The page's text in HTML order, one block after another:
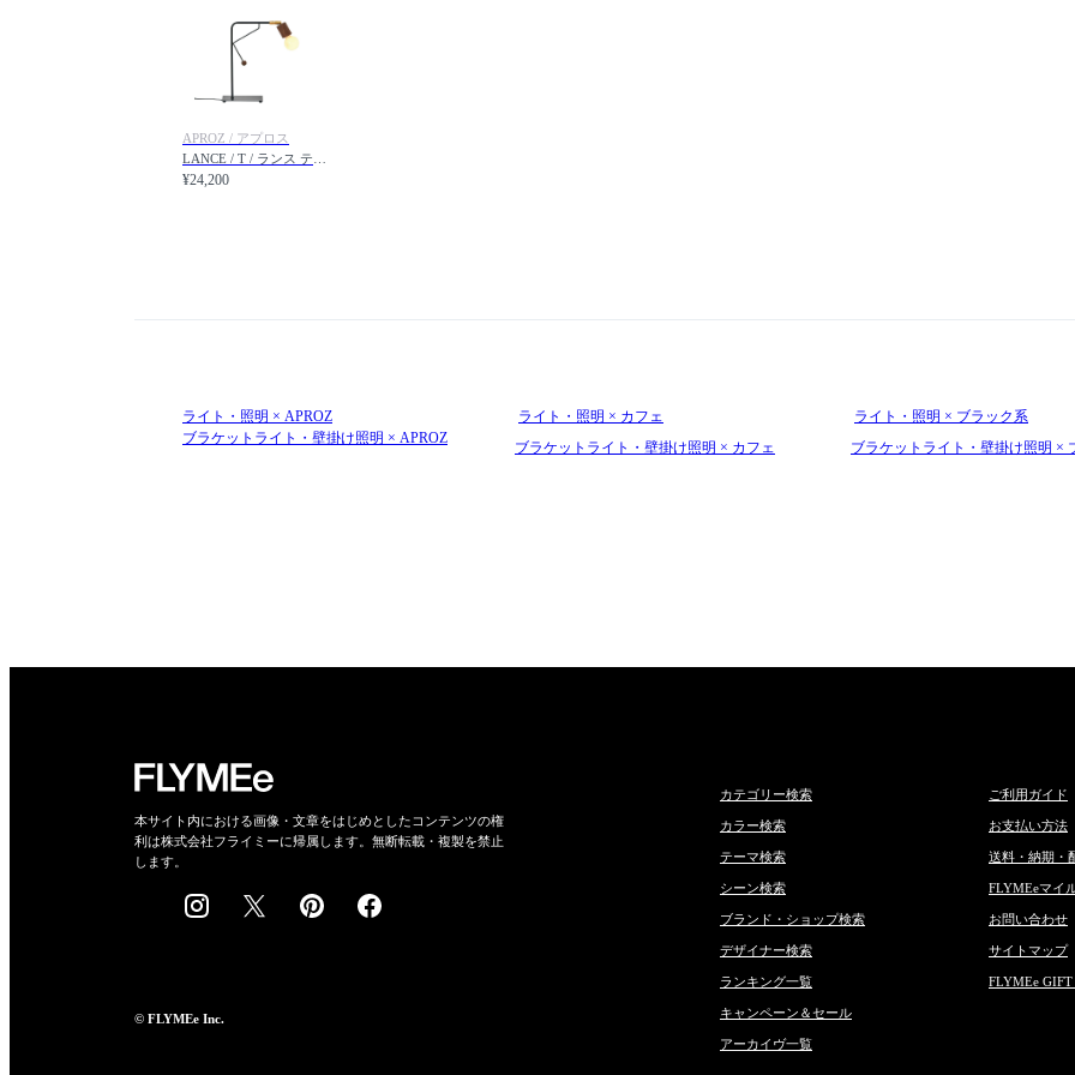
APROZ / アプロス
¥24,200
ライト・照明 × APROZ ライト・照明 × カフェ
ライト・照明 × ブラック系
ブラケットライト・壁掛け照明 × APROZ
ブラケットライト・壁掛け照明 × カフェ ブラケットライト・壁掛け照明 ×
本サイト内における画像・文章をはじめとしたコンテンツの権
利は株式会社フライミーに帰属します。無断転載・複製を禁止
します。
© FLYMEe Inc.
カテゴリー検索
カラー検索
テーマ検索
シーン検索
ブランド・ショップ検索
デザイナー検索
ランキング一覧
キャンペーン＆セール
アーカイヴ一覧
ご利用ガイド
お支払い方法
送料・納期・
FLYMEeマイ
お問い合わせ
サイトマップ
FLYMEe